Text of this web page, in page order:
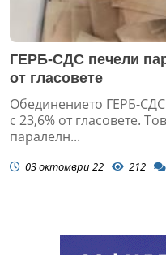
ГЕРБ-СДС печели
от гласовете
Обединението ГЕРБ-
с 23,6% от гласовете.
паралелн...
03 октомври 22 212